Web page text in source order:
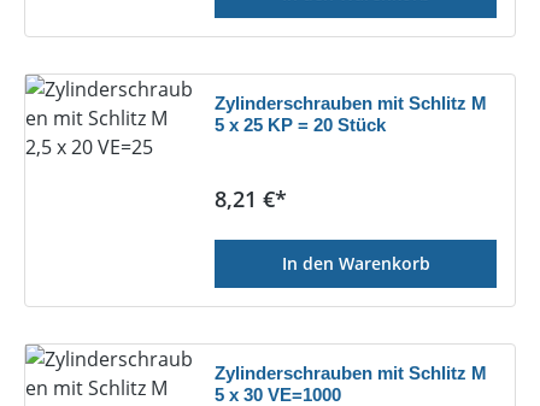
Zylinderschrauben mit Schlitz M
5 x 25 KP = 20 Stück
Regulärer Preis:
8,21 €*
In den Warenkorb
Zylinderschrauben mit Schlitz M
5 x 30 VE=1000